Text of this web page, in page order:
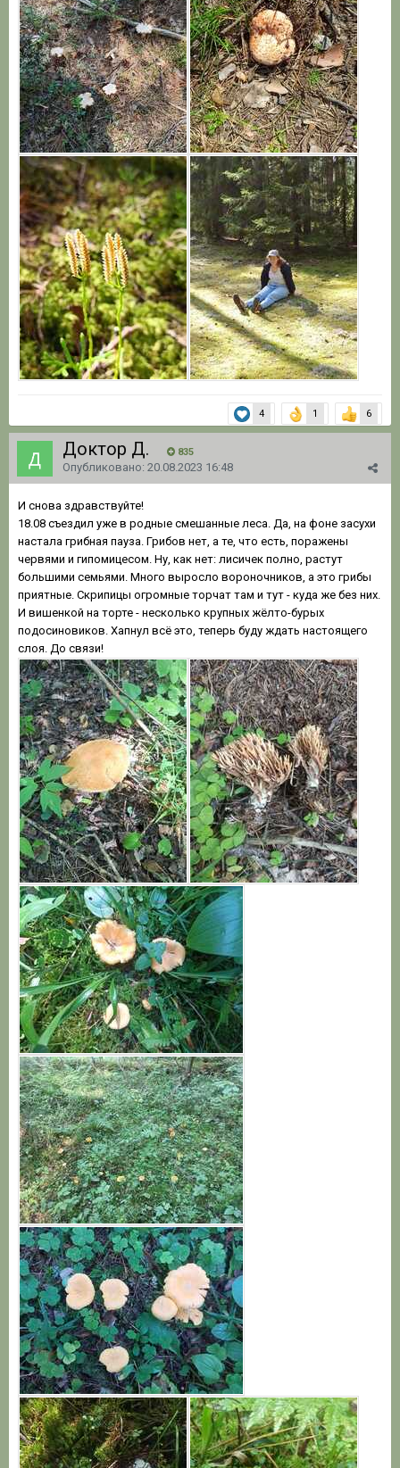
4 1 6
Доктор Д. 835
Опубликовано: 20.08.2023 16:48
И снова здравствуйте!
18.08 съездил уже в родные смешанные леса. Да, на фоне засухи
настала грибная пауза. Грибов нет, а те, что есть, поражены
червями и гипомицесом. Ну, как нет: лисичек полно, растут
большими семьями. Много выросло вороночников, а это грибы
приятные. Скрипицы огромные торчат там и тут - куда же без них.
И вишенкой на торте - несколько крупных жёлто-бурых
подосиновиков. Хапнул всё это, теперь буду ждать настоящего
слоя. До связи!